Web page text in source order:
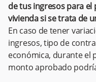
de tus ingresos para
vivienda si se trata de
En caso de tener
ingresos, tipo de
económica, durante el
monto aprobado